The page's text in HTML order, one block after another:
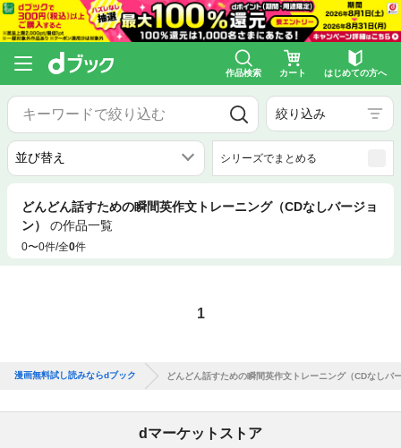
作品検索 カート はじめての方へ
絞り込み
シリーズでまとめる
どんどん話すための瞬間英作文トレーニング（CDなしバージョ
ン）
の作品一覧
0〜0件/全0件
1
漫画無料試し読みならdブック どんどん話すための瞬間英作文トレーニング（CDなしバ
dマーケットストア